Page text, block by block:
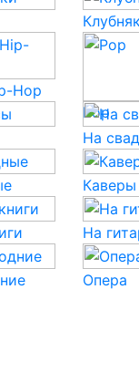
Клубняк
Hop
Pop
На
Каверы
На
Опера